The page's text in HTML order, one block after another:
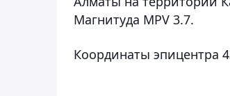
Магнитуда MPV 3.7.
Координаты эпицентра